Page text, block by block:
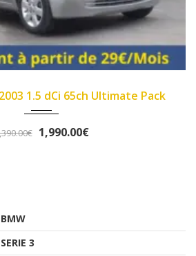
Fiat Panda II 2007 1.1 8v 54ch
3,490.00€
BMW
SERIE 3